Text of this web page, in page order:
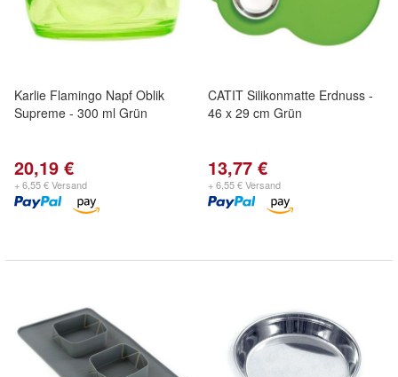
Karlie Flamingo Napf Oblik
Supreme - 300 ml Grün
20,19 €
+ 6,55 € Versand
CATIT Silikonmatte Erdnuss -
46 x 29 cm Grün
13,77 €
+ 6,55 € Versand